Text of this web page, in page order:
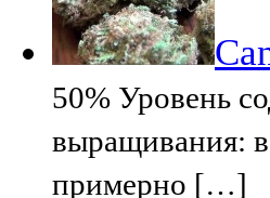
50% Уровень
выращивания:
примерно […]